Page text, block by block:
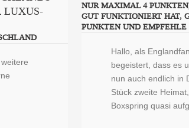
LUXUS-
NUR MAXIMAL 4
GUT FUNKTIONIERT HAT,
PUNKTEN UND
Hallo, als
begeistert, dass es
nun auch endlich in
Stück zweite
Boxspring quasi